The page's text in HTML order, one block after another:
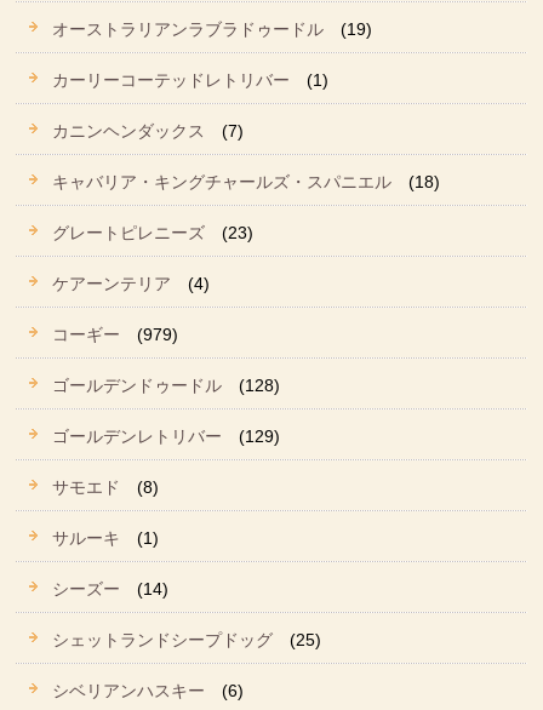
オーストラリアンラブラドゥードル (19)
カーリーコーテッドレトリバー (1)
カニンヘンダックス (7)
キャバリア・キングチャールズ・スパニエル (18)
グレートピレニーズ (23)
ケアーンテリア (4)
コーギー (979)
ゴールデンドゥードル (128)
ゴールデンレトリバー (129)
サモエド (8)
サルーキ (1)
シーズー (14)
シェットランドシープドッグ (25)
シベリアンハスキー (6)